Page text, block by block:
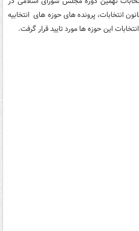
12/12/1390 و با عنایت به ماده 73 قانون انتخابات، پرونده های حوزه های ‌ انتخابیه
این حوزه ها مورد تایید قرار گرفت.